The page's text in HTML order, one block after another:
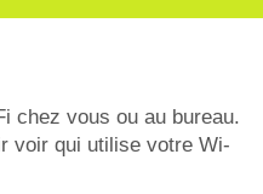
chez vous ou au bureau.
voir qui utilise votre Wi-